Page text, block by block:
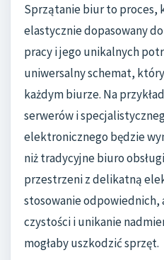
Sprzątanie biur to proces,
elastycznie dopasowany
pracy i jego unikalnych
uniwersalny schemat,
każdym biurze. Na
serwerów i
elektronicznego będzie
niż tradycyjne biuro
przestrzeni z delikatną
stosowanie
czystości i unikanie
mogłaby uszkodzić sprzęt.